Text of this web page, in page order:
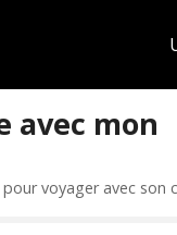
avec mon
voyager avec son